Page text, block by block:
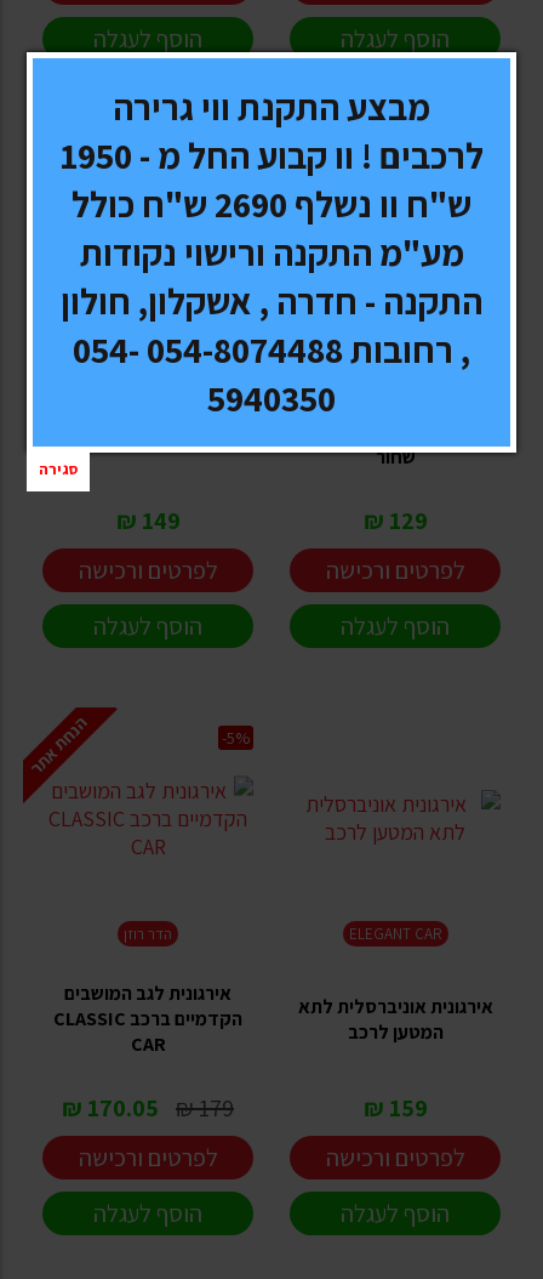
הוסף לעגלה
הוסף לעגלה
AMERICAN EAGLE
ריפודית / כיסוי מגן למושב
שחור
129 ₪
לפרטים ורכישה
הוסף לעגלה
NEXT
אירגונית מפוארת לרכב
מידה 30X30X30 SMALL
149 ₪
לפרטים ורכישה
הוסף לעגלה
ELEGANT CAR
אירגונית אוניברסלית לתא
המטען לרכב
159 ₪
לפרטים ורכישה
הוסף לעגלה
הנחת אתר
הדר רוזן
אירגונית לגב המושבים
הקדמיים ברכב CLASSIC
CAR
179 ₪
170.05 ₪
-5%
לפרטים ורכישה
הוסף לעגלה
מבצע התקנת ווי גרירה
לרכבים ! וו קבוע החל מ - 1950
ש"ח וו נשלף 2690 ש"ח כולל
מע"מ התקנה ורישוי נקודות
התקנה - חדרה , אשקלון, חולון
, רחובות 054-8074488 054-
5940350
סגירה